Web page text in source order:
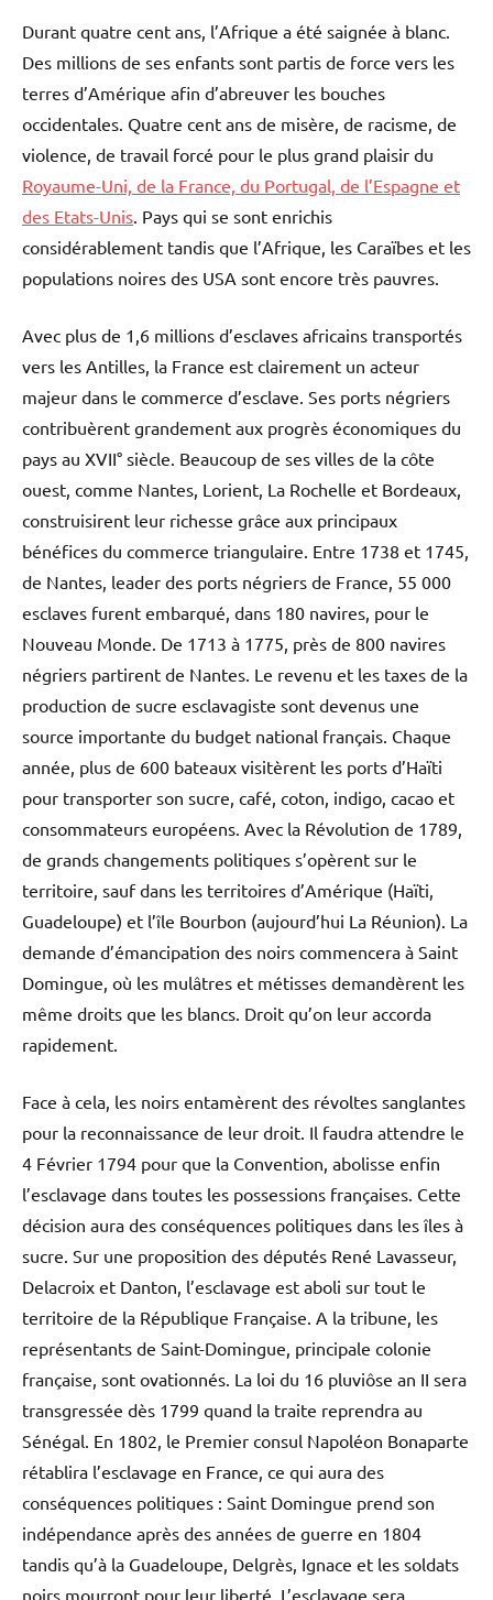
Durant quatre cent ans, l’Afrique a été saignée à blanc.
Des millions de ses enfants sont partis de force vers les
terres d’Amérique afin d’abreuver les bouches
occidentales. Quatre cent ans de misère, de racisme, de
violence, de travail forcé pour le plus grand plaisir du
Royaume-Uni, de la France, du Portugal, de l’Espagne et
des Etats-Unis . Pays qui se sont enrichis
considérablement tandis que l’Afrique, les Caraïbes et les
populations noires des USA sont encore très pauvres.
Avec plus de 1,6 millions d’esclaves africains transportés
vers les Antilles, la France est clairement un acteur
majeur dans le commerce d’esclave. Ses ports négriers
contribuèrent grandement aux progrès économiques du
pays au XVII° siècle. Beaucoup de ses villes de la côte
ouest, comme Nantes, Lorient, La Rochelle et Bordeaux,
construisirent leur richesse grâce aux principaux
bénéfices du commerce triangulaire. Entre 1738 et 1745,
de Nantes, leader des ports négriers de France, 55 000
esclaves furent embarqué, dans 180 navires, pour le
Nouveau Monde. De 1713 à 1775, près de 800 navires
négriers partirent de Nantes. Le revenu et les taxes de la
production de sucre esclavagiste sont devenus une
source importante du budget national français. Chaque
année, plus de 600 bateaux visitèrent les ports d’Haïti
pour transporter son sucre, café, coton, indigo, cacao et
consommateurs européens. Avec la Révolution de 1789,
de grands changements politiques s’opèrent sur le
territoire, sauf dans les territoires d’Amérique (Haïti,
Guadeloupe) et l’île Bourbon (aujourd’hui La Réunion). La
demande d’émancipation des noirs commencera à Saint
Domingue, où les mulâtres et métisses demandèrent les
même droits que les blancs. Droit qu’on leur accorda
rapidement.
Face à cela, les noirs entamèrent des révoltes sanglantes
pour la reconnaissance de leur droit. Il faudra attendre le
4 Février 1794 pour que la Convention, abolisse enfin
l’esclavage dans toutes les possessions françaises. Cette
décision aura des conséquences politiques dans les îles à
sucre. Sur une proposition des députés René Lavasseur,
Delacroix et Danton, l’esclavage est aboli sur tout le
territoire de la République Française. A la tribune, les
représentants de Saint-Domingue, principale colonie
française, sont ovationnés. La loi du 16 pluviôse an II sera
transgressée dès 1799 quand la traite reprendra au
Sénégal. En 1802, le Premier consul Napoléon Bonaparte
rétablira l’esclavage en France, ce qui aura des
conséquences politiques : Saint Domingue prend son
indépendance après des années de guerre en 1804
tandis qu’à la Guadeloupe, Delgrès, Ignace et les soldats
noirs mourront pour leur liberté. L’esclavage sera